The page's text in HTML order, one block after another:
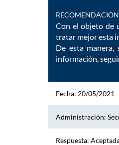
Con el objeto de
tratar mejor esta
De esta
información,
Fecha: 20/05/2021
Administración:
Respuesta: